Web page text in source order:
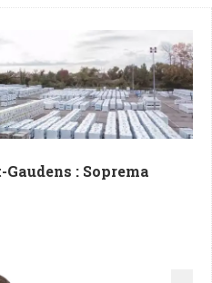
: Soprema